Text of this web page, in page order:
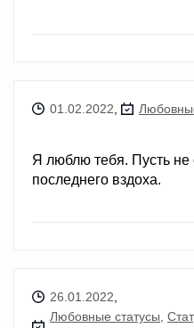
01.02.2022
Я люблю тебя. Пусть не
последнего вздоха.
26.01.2022
Любовные статусы